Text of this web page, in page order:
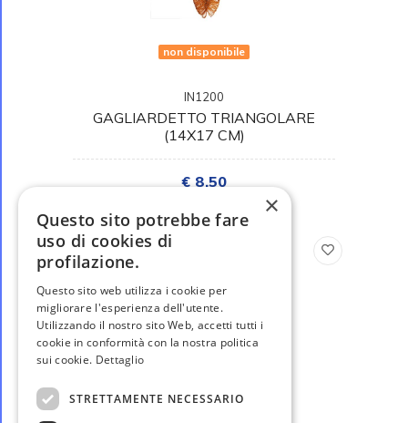
non disponibile
IN1200
GAGLIARDETTO TRIANGOLARE
(14X17 CM)
€ 8,50
×
Questo sito potrebbe fare
uso di cookies di
profilazione.
Questo sito web utilizza i cookie per
migliorare l'esperienza dell'utente.
Utilizzando il nostro sito Web, accetti tutti i
cookie in conformità con la nostra politica
sui cookie. Dettaglio
STRETTAMENTE NECESSARIO